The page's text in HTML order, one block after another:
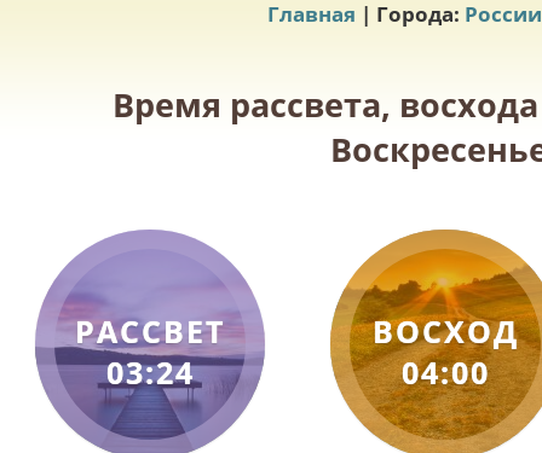
Главная | Города: России
Время рассвета,
РАССВЕТ
03:24
ВОСХОД
04:00